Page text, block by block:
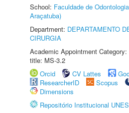
School: Faculdade de
Araçatuba)
Department: DEPARTAMENTO
CIRURGIA
Academic Appointment
title: MS-3.2
Orcid
CV Lattes
ResearcherID
Scopus
Dimensions
Repositório Institucional